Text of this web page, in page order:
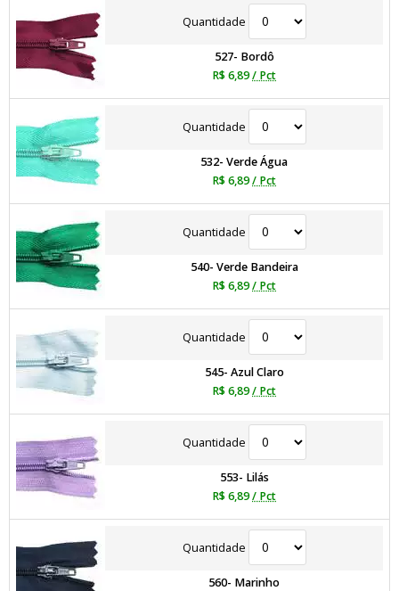
Quantidade
527- Bordô
R$ 6,89/ Pct
Quantidade
532- Verde Água
R$ 6,89/ Pct
Quantidade
540- Verde Bandeira
R$ 6,89/ Pct
Quantidade
545- Azul Claro
R$ 6,89/ Pct
Quantidade
553- Lilás
R$ 6,89/ Pct
Quantidade
560- Marinho